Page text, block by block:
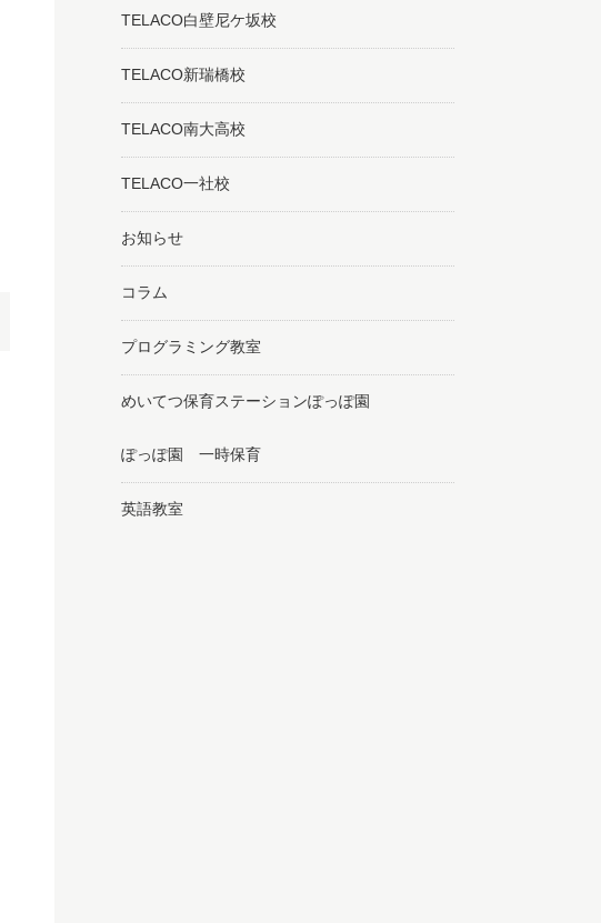
TELACO白壁尼ケ坂校
TELACO新瑞橋校
TELACO南大高校
TELACO一社校
お知らせ
コラム
プログラミング教室
めいてつ保育ステーションぽっぽ園
ぽっぽ園 一時保育
英語教室